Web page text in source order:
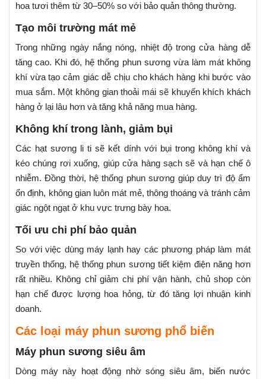
hoa tươi thêm từ 30–50% so với bảo quản thông thường.
Tạo môi trường mát mẻ
Trong những ngày nắng nóng, nhiệt độ trong cửa hàng dễ
tăng cao. Khi đó, hệ thống phun sương vừa làm mát không
khí vừa tạo cảm giác dễ chịu cho khách hàng khi bước vào
mua sắm. Một không gian thoải mái sẽ khuyến khích khách
hàng ở lại lâu hơn và tăng khả năng mua hàng.
Không khí trong lành, giảm bụi
Các hạt sương li ti sẽ kết dính với bụi trong không khí và
kéo chúng rơi xuống, giúp cửa hàng sạch sẽ và hạn chế ô
nhiễm. Đồng thời, hệ thống phun sương giúp duy trì độ ẩm
ổn định, không gian luôn mát mẻ, thông thoáng và tránh cảm
giác ngột ngạt ở khu vực trưng bày hoa.
Tối ưu chi phí bảo quản
So với việc dùng máy lạnh hay các phương pháp làm mát
truyền thống, hệ thống phun sương tiết kiệm điện năng hơn
rất nhiều. Không chỉ giảm chi phí vận hành, chủ shop còn
hạn chế được lượng hoa hỏng, từ đó tăng lợi nhuận kinh
doanh.
Các loại máy phun sương phổ biến
Máy phun sương siêu âm
Dòng máy này hoạt động nhờ sóng siêu âm, biến nước